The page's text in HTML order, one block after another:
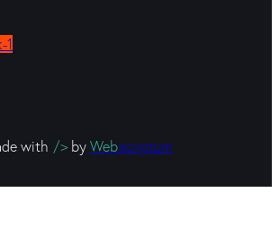
1
with />byWebscriptum